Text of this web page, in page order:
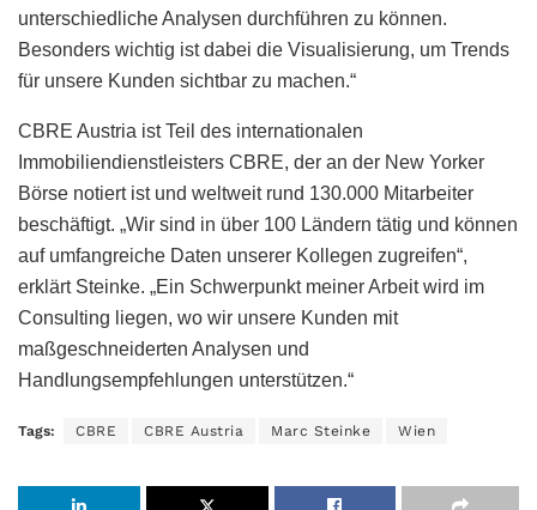
unterschiedliche Analysen durchführen zu können.
Besonders wichtig ist dabei die Visualisierung, um Trends
für unsere Kunden sichtbar zu machen.“
CBRE Austria ist Teil des internationalen
Immobiliendienstleisters CBRE, der an der New Yorker
Börse notiert ist und weltweit rund 130.000 Mitarbeiter
beschäftigt. „Wir sind in über 100 Ländern tätig und können
auf umfangreiche Daten unserer Kollegen zugreifen“,
erklärt Steinke. „Ein Schwerpunkt meiner Arbeit wird im
Consulting liegen, wo wir unsere Kunden mit
maßgeschneiderten Analysen und
Handlungsempfehlungen unterstützen.“
Tags: CBRE CBRE Austria Marc Steinke Wien